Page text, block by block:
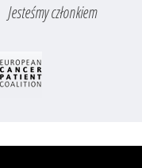
Jesteśmy członkiem